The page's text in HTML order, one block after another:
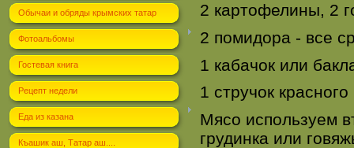
Обычаи и обряды крымских татар
Фотоальбомы
Гостевая книга
Рецепт недели
Еда из казана
Къашик аш, Татар аш....
2 картофелины, 2
2 помидора - все
1 кабачок или
1 стручок
Мясо используем
грудинка или